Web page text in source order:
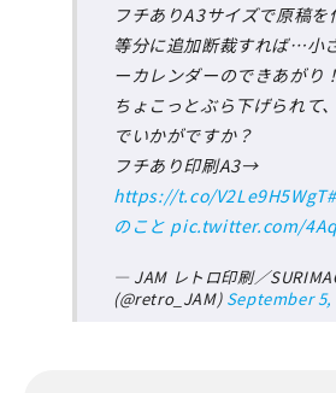
フチありA3サイズで原稿を
等分に追加断裁すれば…小
ーカレンダーのできあがり
ちょこっとぶら下げられて
でいかがですか？
フチあり印刷A3→
https://t.co/V2Le9H5WgT
のこと pic.twitter.com/
— JAM レトロ印刷／
(@retro_JAM) September 5,